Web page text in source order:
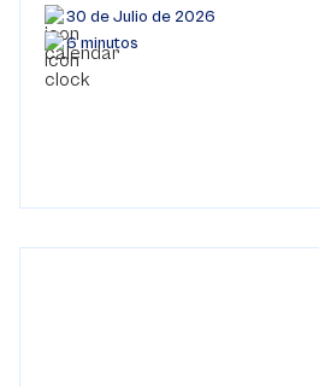
30 de Julio de 2026
6 minutos